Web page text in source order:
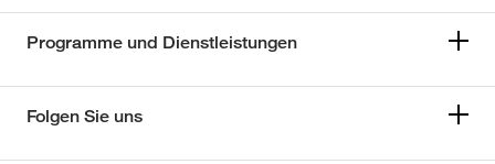
Programme und Dienstleistungen
Folgen Sie uns